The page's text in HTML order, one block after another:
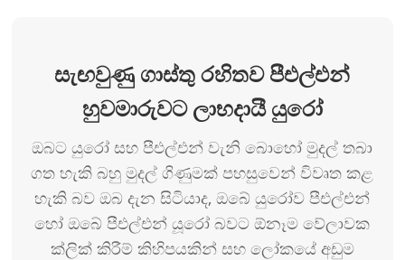
සැඟවුණු ගාස්තු රහිතව පීඑල්එන්
හුවමාරුවට ලාභදායී යුරෝ
ඔබට යුරෝ සහ පීඑල්එන් වැනි බොහෝ මුදල් තබා
ගත හැකි බහු මුදල් ගිණුමක් පහසුවෙන් විවෘත කළ
හැකි බව ඔබ දැන සිටියාද, ඔබේ යුරෝව පීඑල්එන්
හෝ ඔබේ පීඑල්එන් යූරෝ බවට ඕනෑම වේලාවක
ක්ලික් කිරීම් කිහිපයකින් සහ ලෝකයේ අඩුම